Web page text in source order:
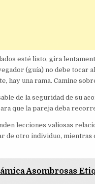
esté listo, gira
(guía) no debe tocar
hay una rama. Camine
de la seguridad de su
que la pareja deba
lecciones valiosas
de otro individuo,
Asombrosas